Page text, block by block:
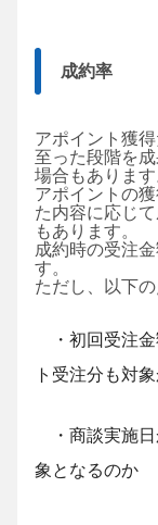
成約率
アポイント獲
至った段階を
場合もあります
アポイントの
た内容に応じ
もあります。
成約時の受注
す。
ただし、以下
・初回受注金
ト受注分も対
・商談実施日
象となるのか